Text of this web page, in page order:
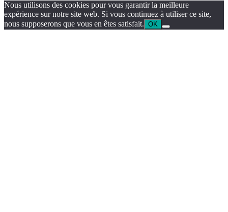
Nous utilisons des cookies pour vous garantir la meilleure
expérience sur notre site web. Si vous continuez à utiliser ce site,
nous supposerons que vous en êtes satisfait. OK